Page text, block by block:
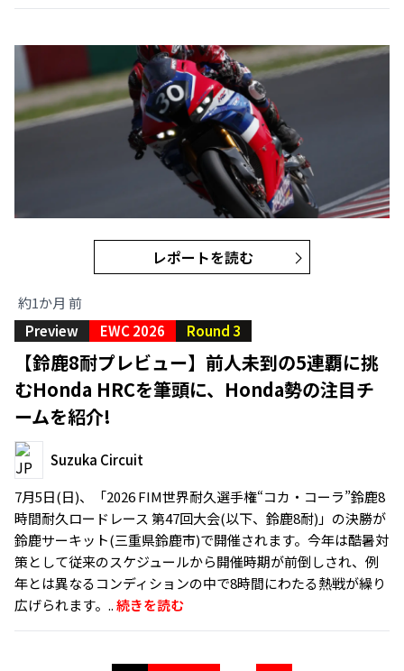
レポートを読む
約1か月 前
Preview
EWC 2026 Round 3
【鈴鹿8耐プレビュー】前人未到の5連覇に挑
むHonda HRCを筆頭に、Honda勢の注目チ
ームを紹介!
Suzuka Circuit
7月5日(日)、「2026 FIM世界耐久選手権“コカ・コーラ”鈴鹿8
時間耐久ロードレース 第47回大会(以下、鈴鹿8耐)」の決勝が
鈴鹿サーキット(三重県鈴鹿市)で開催されます。今年は酷暑対
策として従来のスケジュールから開催時期が前倒しされ、例
年とは異なるコンディションの中で8時間にわたる熱戦が繰り
広げられます。..続きを読む